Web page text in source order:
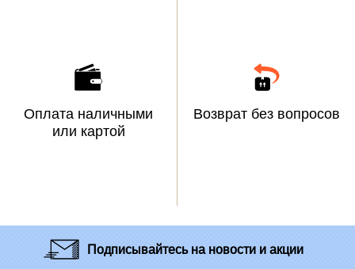
Оплата наличными
или картой
Возврат без вопросов
Подписывайтесьна новости и акции